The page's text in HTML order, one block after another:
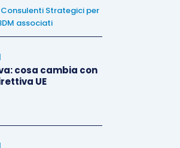
Consulenti Strategici per
associati
cosa cambia con
UE